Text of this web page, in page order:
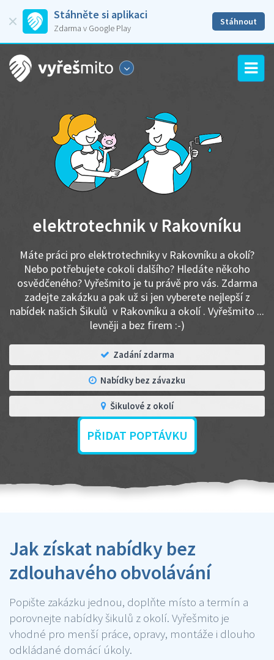
Stáhněte si aplikaci
Zdarma v Google Play
Stáhnout
elektrotechnik v Rakovníku
Máte práci pro elektrotechniky v Rakovníku a okolí?
Nebo potřebujete cokoli dalšího? Hledáte někoho
osvědčeného? Vyřešmito je tu právě pro vás. Zdarma
zadejte zakázku a pak už si jen vyberete nejlepší z
nabídek našich Šikulů v Rakovníku a okolí . Vyřešmito ...
levněji a bez firem :-)
Zadání zdarma
Nabídky bez závazku
Šikulové z okolí
PŘIDAT POPTÁVKU
Jak získat nabídky bez
zdlouhavého obvolávání
Popište zakázku jednou, doplňte místo a termín a
porovnejte nabídky šikulů z okolí. Vyřešmito je
vhodné pro menší práce, opravy, montáže i dlouho
odkládané domácí úkoly.